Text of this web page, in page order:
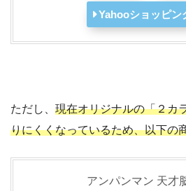
Yahooショッピン
ただし、 現在オリジナルの「２カ
りにくくなっているため、以下の
アンパンマン 天才